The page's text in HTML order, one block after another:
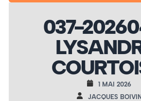
037-
1 MAI 2026
JACQUES